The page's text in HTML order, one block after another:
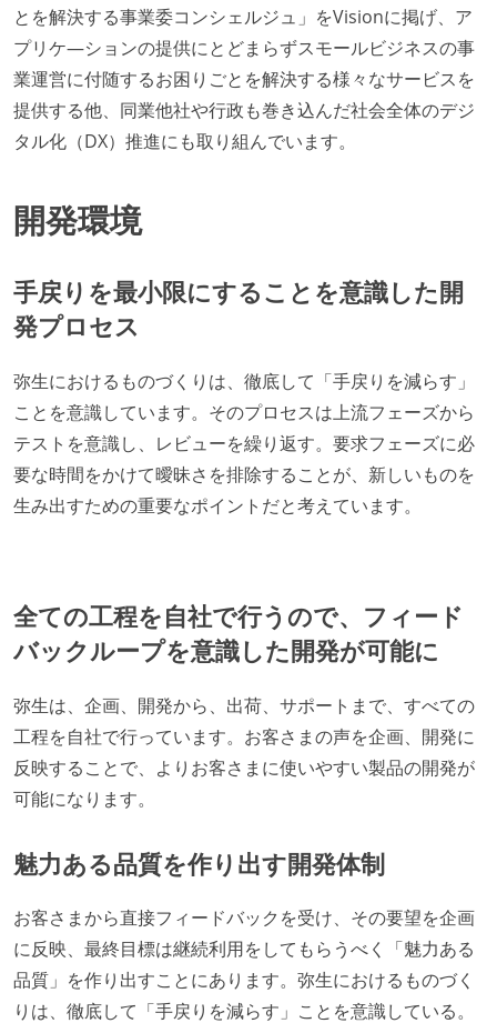
とを解決する事業委コンシェルジュ」をVisionに掲げ、ア
プリケ―ションの提供にとどまらずスモールビジネスの事
業運営に付随するお困りごとを解決する様々なサービスを
提供する他、同業他社や行政も巻き込んだ社会全体のデジ
タル化（DX）推進にも取り組んでいます。
開発環境
手戻りを最小限にすることを意識した開
発プロセス
弥生におけるものづくりは、徹底して「手戻りを減らす」
ことを意識しています。そのプロセスは上流フェーズから
テストを意識し、レビューを繰り返す。要求フェーズに必
要な時間をかけて曖昧さを排除することが、新しいものを
生み出すための重要なポイントだと考えています。
全ての工程を自社で行うので、フィード
バックループを意識した開発が可能に
弥生は、企画、開発から、出荷、サポートまで、すべての
工程を自社で行っています。お客さまの声を企画、開発に
反映することで、よりお客さまに使いやすい製品の開発が
可能になります。
魅力ある品質を作り出す開発体制
お客さまから直接フィードバックを受け、その要望を企画
に反映、最終目標は継続利用をしてもらうべく「魅力ある
品質」を作り出すことにあります。弥生におけるものづく
りは、徹底して「手戻りを減らす」ことを意識している。